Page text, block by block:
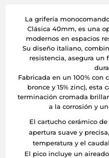
La grifería
Clásica 40mm, es una
modernos en espacios
Su diseño italiano,
resistencia, asegura
Fabricada en un 100% con
bronce y 15% zinc), esta
terminación cromada
a la corrosión y
El cartucho cerámico
apertura suave y
temperatura y el
El pico incluye un